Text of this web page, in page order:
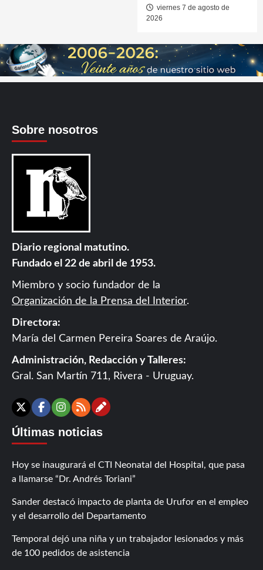
viernes 7 de agosto de
2026
Sobre nosotros
Diario regional matutino.
Fundado el 22 de abril de 1953.
Miembro y socio fundador de la
Organización de la Prensa del Interior.
Directora:
María del Carmen Pereira Soares de Araújo.
Administración, Redacción y Talleres:
Gral. San Martín 711, Rivera - Uruguay.
X Facebook
Instagram
RSSContáctanos
Últimas noticias
Hoy se inaugurará el CTI Neonatal del Hospital, que pasa
a llamarse “Dr. Andrés Toriani”
Sander destacó impacto de planta de Urufor en el empleo
y el desarrollo del Departamento
Temporal dejó una niña y un trabajador lesionados y más
de 100 pedidos de asistencia